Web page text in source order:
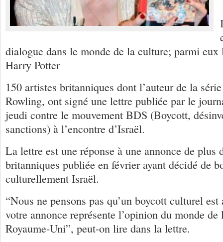
dialogue dans le monde de la culture; parmi eux
Harry Potter
150 artistes britanniques dont l’auteur de la
Rowling, ont signé une lettre publiée par le
jeudi contre le mouvement BDS (Boycott,
sanctions) à l’encontre d’Israël.
La lettre est une réponse à une annonce de plus
britanniques publiée en février ayant décidé de
culturellement Israël.
“Nous ne pensons pas qu’un boycott culturel
votre annonce représente l’opinion du monde
Royaume-Uni”, peut-on lire dans la lettre.